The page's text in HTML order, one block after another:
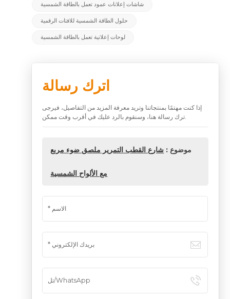
شاشات إعلانات عمود تعمل بالطاقة الشمسية
حلول الطاقة الشمسية للافتات الرقمية
لوحات إعلانية تعمل بالطاقة الشمسية
اترك رسالة
إذا كنت مهتمًا بمنتجاتنا وتريد معرفة المزيد من التفاصيل، فيرجى
موضوع : شارع القطب التمرير ملصق ضوء مربع
مع الألواح الشمسية